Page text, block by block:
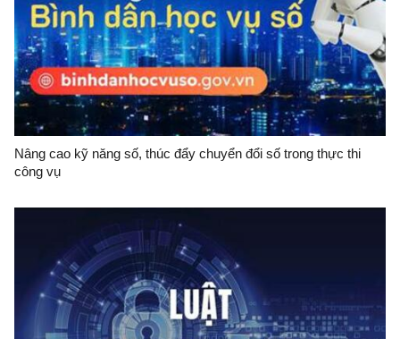
Nâng cao kỹ năng số, thúc đẩy chuyển đổi số trong thực thi
công vụ